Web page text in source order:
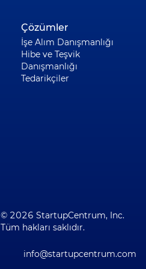
Çözümler
İşe Alım Danışmanlığı
Hibe ve Teşvik
Danışmanlığı
Tedarikçiler
© 2026 StartupCentrum, Inc.
Tüm hakları saklıdır.
info@startupcentrum.com